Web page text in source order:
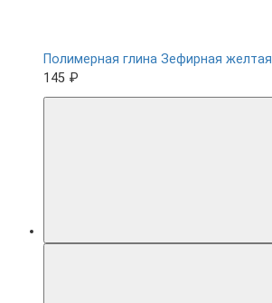
Полимерная глина Зефирная желтая
145 ₽